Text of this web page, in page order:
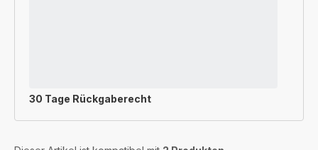
30 Tage Rückgaberecht